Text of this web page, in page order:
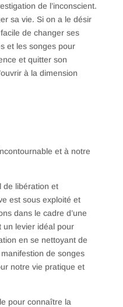
de l’inconscient.
sa vie. Si on a le désir
de changer ses
et les songes pour
et quitter son
à la dimension
et à notre
de libération et
est sous exploité et
dans le cadre d’une
un levier idéal pour
en se nettoyant de
de songes
notre vie pratique et
pour connaître la